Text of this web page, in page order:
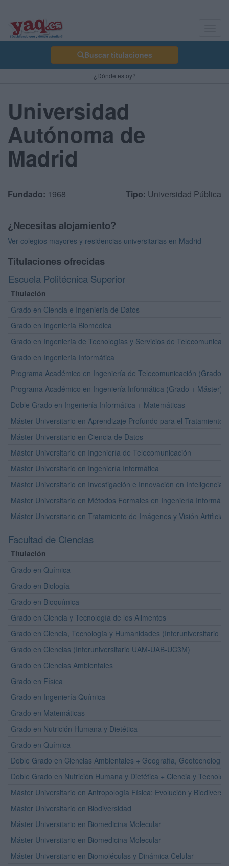
Buscar titulaciones
¿Dónde estoy?
Universidad
Autónoma de
Madrid
Fundado: 1968 Tipo: Universidad Pública
¿Necesitas alojamiento?
Ver colegios mayores y residencias universitarias en Madrid
Titulaciones ofrecidas
Escuela Politécnica Superior
Titulación
Grado en Ciencia e Ingeniería de Datos
Grado en Ingeniería Biomédica
Grado en Ingeniería de Tecnologías y Servicios de
Grado en Ingeniería Informática
Programa Académico en Ingeniería de Telecomunicación (Grado
Programa Académico en Ingeniería Informática (Grado + Máster)
Doble Grado en Ingeniería Informática + Matemáticas
Máster Universitario en Aprendizaje Profundo para el
Máster Universitario en Ciencia de Datos
Máster Universitario en Ingeniería de Telecomunicación
Máster Universitario en Ingeniería Informática
Máster Universitario en Investigación e Innovación en Inteligencia
Máster Universitario en Métodos Formales en Ingeniería
Máster Universitario en Tratamiento de Imágenes y Visión
Facultad de Ciencias
Titulación
Grado en Química
Grado en Biología
Grado en Bioquímica
Grado en Ciencia y Tecnología de los Alimentos
Grado en Ciencia, Tecnología y Humanidades (Interuniversitario
Grado en Ciencias (Interuniversitario UAM-UAB-UC3M)
Grado en Ciencias Ambientales
Grado en Física
Grado en Ingeniería Química
Grado en Matemáticas
Grado en Nutrición Humana y Dietética
Grado en Química
Doble Grado en Ciencias Ambientales + Geografía,
Doble Grado en Nutrición Humana y Dietética + Ciencia y
Máster Universitario en Antropología Física: Evolución y
Máster Universitario en Biodiversidad
Máster Universitario en Biomedicina Molecular
Máster Universitario en Biomedicina Molecular
Máster Universitario en Biomoléculas y Dinámica Celular